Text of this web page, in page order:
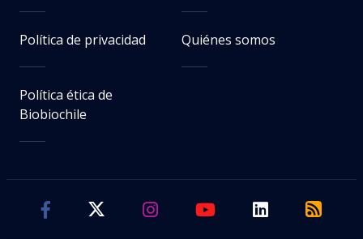
Política de privacidad Quiénes somos
Política ética de
Biobiochile